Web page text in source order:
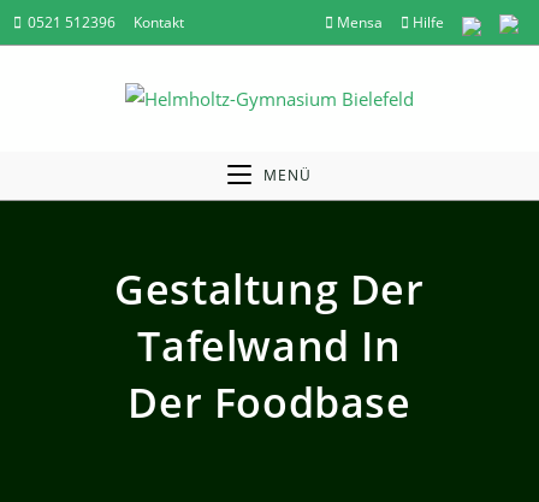
Zum
Inhalt
Mensa Hilfe
0521 512396 Kontakt
MENÜ
Gestaltung Der
Tafelwand In
Der Foodbase